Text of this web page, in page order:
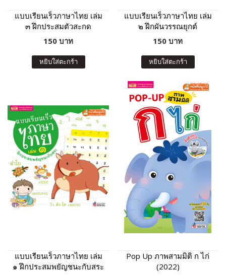
แบบเรียนเร็วภาษาไทย เล่ม
๓ ฝึกประสมตัวสะกด
150 บาท
หยิบใส่ตะกร้า
แบบเรียนเร็วภาษาไทย เล่ม
๒ ฝึกผันวรรณยุกต์
150 บาท
หยิบใส่ตะกร้า
แบบเรียนเร็วภาษาไทย เล่ม
๑ ฝึกประสมพยัญชนะกับสระ
Pop Up ภาพสามมิติ ก ไก่
(2022)